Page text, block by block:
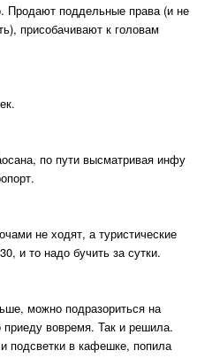
Продают поддельные права (и не
присобачивают к головам
по пути высматривая инфу
не ходят, а туристические
и то надо бучить за сутки.
можно подразориться на
приеду вовремя. Так и решила.
подсветки в кафешке, попила